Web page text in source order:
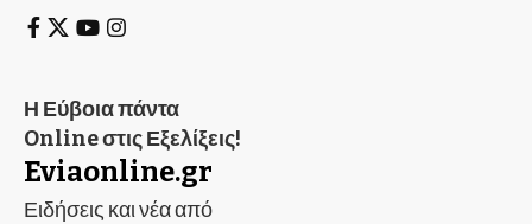
Η Εύβοια πάντα
Online στις Εξελίξεις!
Eviaonline.gr
Ειδήσεις και νέα από